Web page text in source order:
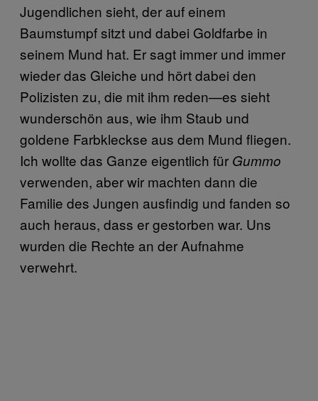
Jugendlichen sieht, der auf einem
Baumstumpf sitzt und dabei Goldfarbe in
seinem Mund hat. Er sagt immer und immer
wieder das Gleiche und hört dabei den
Polizisten zu, die mit ihm reden—es sieht
wunderschön aus, wie ihm Staub und
goldene Farbkleckse aus dem Mund fliegen.
Ich wollte das Ganze eigentlich für Gummo
verwenden, aber wir machten dann die
Familie des Jungen ausfindig und fanden so
auch heraus, dass er gestorben war. Uns
wurden die Rechte an der Aufnahme
verwehrt.